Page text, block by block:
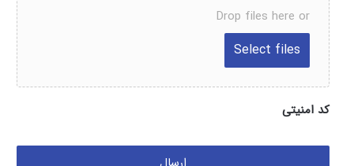
Drop files here or
کد امنیتی